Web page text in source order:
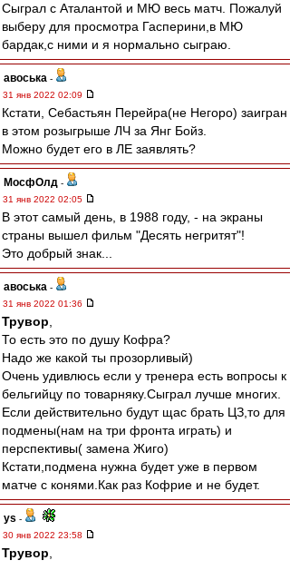
Cыграл с Аталантой и МЮ весь матч. Пожалуй
выберу для просмотра Гасперини,в МЮ
бардак,с ними и я нормально сыграю.
авоська -
31 янв 2022 02:09
Кстати, Себастьян Перейра(не Негоро) заигран
в этом розыгрыше ЛЧ за Янг Бойз.
Можно будет его в ЛЕ заявлять?
МосфОлд -
31 янв 2022 02:05
В этот самый день, в 1988 году, - на экраны
страны вышел фильм "Десять негритят"!
Это добрый знак...
авоська -
31 янв 2022 01:36
Трувор
То есть это по душу Кофра?
Надо же какой ты прозорливый)
Очень удивлюсь если у тренера есть вопросы к
бельгийцу по товарняку.Сыграл лучше многих.
Если действительно будут щас брать ЦЗ,то для
подмены(нам на три фронта играть) и
перспективы( замена Жиго)
Кстати,подмена нужна будет уже в первом
матче с конями.Как раз Кофрие и не будет.
ys -
30 янв 2022 23:58
Трувор